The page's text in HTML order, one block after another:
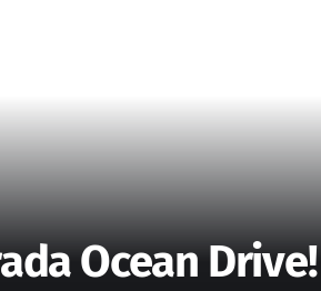
Ocean Drive!